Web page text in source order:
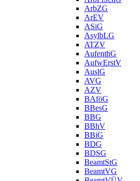
ArbZG
ArEV
ASiG
AsylbLG
ATZV
AufenthG
AufwErstV
AuslG
AVG
AZV
BAföG
BBesG
BBG
BBhV
BBiG
BDG
BDSG
BeamtStG
BeamtVG